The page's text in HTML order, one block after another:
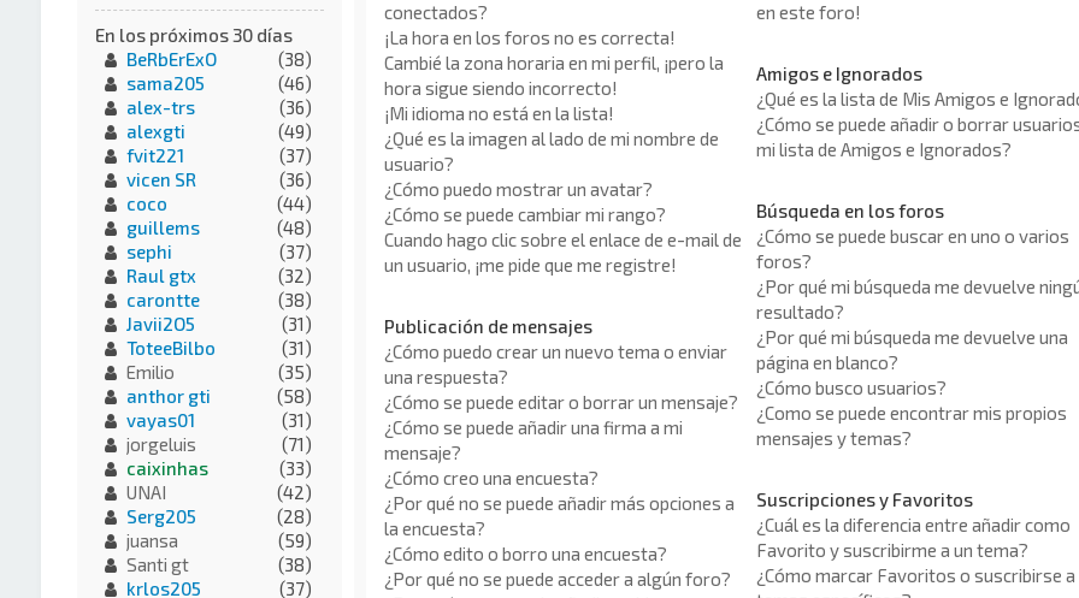
conectados?
¡La hora en los foros no es correcta!
Cambié la zona horaria en mi perfil, ¡pero la
hora sigue siendo incorrecto!
¡Mi idioma no está en la lista!
¿Qué es la imagen al lado de mi nombre de
usuario?
¿Cómo puedo mostrar un avatar?
¿Cómo se puede cambiar mi rango?
Cuando hago clic sobre el enlace de e-mail de
un usuario, ¡me pide que me registre!
Publicación de mensajes
¿Cómo puedo crear un nuevo tema o enviar
una respuesta?
¿Cómo se puede editar o borrar un mensaje?
¿Cómo se puede añadir una firma a mi
mensaje?
¿Cómo creo una encuesta?
¿Por qué no se puede añadir más opciones a
la encuesta?
¿Cómo edito o borro una encuesta?
¿Por qué no se puede acceder a algún foro?
en este foro!
Amigos e Ignorados
¿Qué es la lista de Mis Amigos e
¿Cómo se puede añadir o borrar
mi lista de Amigos e Ignorados?
Búsqueda en los foros
¿Cómo se puede buscar en uno o varios
foros?
¿Por qué mi búsqueda me devuelve
resultado?
¿Por qué mi búsqueda me devuelve una
página en blanco?
¿Cómo busco usuarios?
¿Como se puede encontrar mis propios
mensajes y temas?
Suscripciones y Favoritos
¿Cuál es la diferencia entre añadir como
Favorito y suscribirme a un tema?
¿Cómo marcar Favoritos o suscribirse a
En los próximos 30 días
BeRbErExO
(38)
sama205
(46)
alex-trs
(36)
alexgti
(49)
fvit221
(37)
vicen SR
(36)
coco
(44)
guillems
(48)
sephi
(37)
Raul gtx
(32)
carontte
(38)
Javii2O5
(31)
ToteeBilbo
(31)
Emilio
(35)
anthor gti
(58)
vayas01
(31)
jorgeluis
(71)
caixinhas
(33)
UNAI
(42)
Serg205
(28)
juansa
(59)
Santi gt
(38)
krlos205
(37)